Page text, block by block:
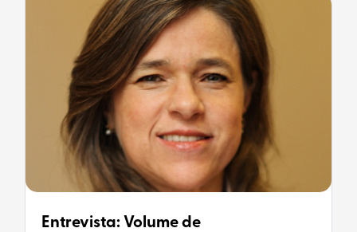
Entrevista: Volume de